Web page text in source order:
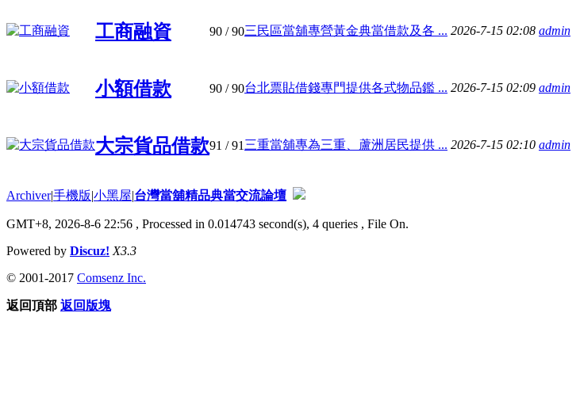
工商融資 90 / 90三民區當舖專營黃金典當借款及各 ... 2026-7-15 02:08 admin
小額借款 90 / 90台北票貼借錢專門提供各式物品鑑 ... 2026-7-15 02:09 admin
大宗貨品借款91 / 91 三重當舖專為三重、蘆洲居民提供 ... 2026-7-15 02:10 admin
Archiver|手機版|小黑屋|台灣當舖精品典當交流論壇
GMT+8, 2026-8-6 22:56 , Processed in 0.014743 second(s), 4 queries , File On.
Powered by Discuz! X3.3
© 2001-2017 Comsenz Inc.
返回頂部 返回版塊